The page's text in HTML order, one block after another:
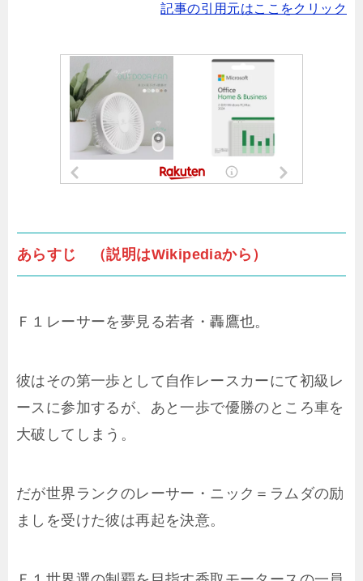
記事の引用元はここをクリック
あらすじ （説明はWikipediaから）
Ｆ１レーサーを夢見る若者・轟鷹也。
彼はその第一歩として自作レースカーにて初級レ
ースに参加するが、あと一歩で優勝のところ車を
大破してしまう。
だが世界ランクのレーサー・ニック＝ラムダの励
ましを受けた彼は再起を決意。